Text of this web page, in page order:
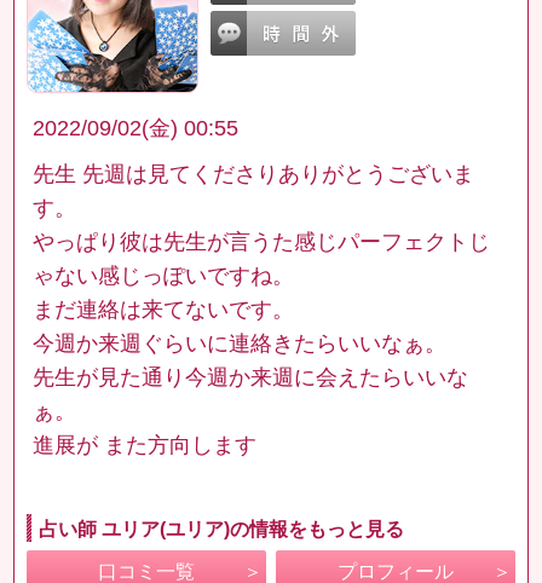
2022/09/02(金) 00:55
先生 先週は見てくださりありがとうございま
す。
やっぱり彼は先生が言うた感じパーフェクトじ
ゃない感じっぽいですね。
まだ連絡は来てないです。
今週か来週ぐらいに連絡きたらいいなぁ。
先生が見た通り今週か来週に会えたらいいな
ぁ。
進展が また方向します
占い師 ユリア(ユリア)の情報をもっと見る
口コミ一覧 プロフィール